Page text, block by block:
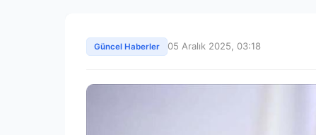
Güncel Haberler 05 Aralık 2025, 03:18